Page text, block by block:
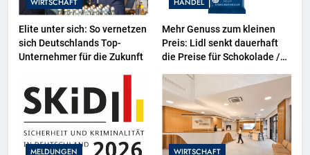
Elite unter sich: So vernetzen
sich Deutschlands Top-
Unternehmer für die Zukunft
Mehr Genuss zum kleinen
Preis: Lidl senkt dauerhaft
die Preise für Schokolade /
bis zu 13 Prozent günstiger
MELDUNGEN WIRTSCHAFT